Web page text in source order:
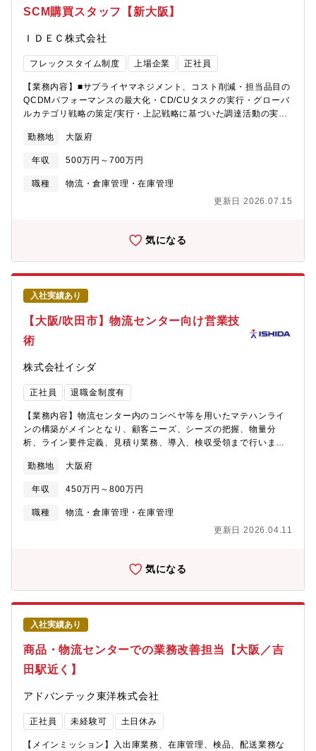
して世界から信頼されています。■非常停止用押ボタンスイッチ
は、国内シェア約70％、世界でもトップクラスのシェアを誇りま
す。■3ポジションイネーブルスイッチ（ロボット操作時の安全装
置）は、世界シェア約90％と独占的な地位を築いています。■グロ
ーバル展開を加速させており、2017年にはフランスのスイッチメ
ーカーAPEM社をグループ化。海外売上比率は60%を超え、世界
中に開発・生産・販売拠点を有しています。■M＆Aも積極的◎・
2023年にはフランスの電動アシストホイールメーカーを子会社
化・2025年には㈱東京センサを子会社化 など■独自の「セーフ
計思想を徹底しており、産業現場の「ゼロ災」に貢献していま
ー、自動ドア、医療機器など、人々の生活の安全を支える幅広い
分野でIDECの製品が採用されています。■労働力不足と高齢化を
器やAGVなどのロボットの需要は大きくなると予想されており、
採用比率：93.5%（2023年度実績。東洋経済新聞より）●有給休
暇取得状況：平均有給取得日数15.6日(取得率：84.2%)●ワークラ
イフバランス：フルフレックスタイム制度、全社月平均残業時間
7.9h程度、年間休日127日●グローバル企業：海外社員比率71％/
経営層や管理職が海外の方というケースも多く、英語力を存分に
活かせる環境です。●業績はV字回復中 ※2026年度半期決算・売
上341億円(前年同期比 ＋3.1%)・営業利益26億円(前年同期比 ＋
68.4%) 《福利厚生・環境》■カフェテリア形式の社員食堂： 本社
にはお洒落なメニューや日替わりメニュー、無料ドリンクが充実
活をサポートする制度が充実。■教育研修： 安全に関する専門資
あります。【下記ご志向性をお持ちの方にお勧めです！】■英語を
60％・海外社員比率71％■成長したい・挑戦したい⇒中途入社者
が主役になれる文化と、グローバルな仕事機会■安定している企業
で働きたい⇒特定分野での圧倒的シェアと、1945年創業の堅実な
経営基盤
SCM購買スタッフ【新大阪】
ＩＤＥＣ株式会社
フレックスタイム制度 上場企業 正社員
【業務内容】■サプライヤマネジメント、コスト削減・担当品目の
QCDMパフォーマンスの最大化・CD/CUタスクの実行・グローバ
ルカテゴリ戦略の策定/実行・上記戦略に基づいた調達活動の実
務（上記部署の課題、目標の実行）を通じ、グローバルな視点で
調達戦略を考え、実行し、会社の利益に貢献していることを実感
できます。《IDEC株式会社とは…》■1945年の創業以来、制御機
器の総合メーカーとして歩み、2005年には和泉電気株式会社から
インターフェース）」を核に、人と機械の接点を支えるグローバ
術力」に強みがあり、国内外で数多くの特許を保有。10万機種以
上の幅広い製品ラインアップを誇ります。■「安全」に対する圧倒
的な意識を持ち、国際的な安全規格（ISO/IEC）の策定にも深く関
与。「ルールを作れるメーカー」として世界から信頼されていま
す。■非常停止用押ボタンスイッチは、国内シェア約70％、世界で
もトップクラスのシェアを誇ります。■3ポジションイネーブルス
イッチ（ロボット操作時の安全装置）は、世界シェア約90％と独
占的な地位を築いています。■グローバル展開を加速させており、
2017年にはフランスのスイッチメーカーAPEM社をグループ化。
しています。■M＆Aも積極的◎・2023年にはフランスの電動アシ
ストホイールメーカーを子会社化・2025年には㈱東京センサを子
会社化 など■独自の「セーフティポテンシャル構造」など、製品
「ゼロ災」に貢献しています。■製造現場だけでなく、駅のホーム
の非常ボタンやエレベーター、自動ドア、医療機器など、人々の
生活の安全を支える幅広い分野でIDECの製品が採用されていま
す。■労働力不足と高齢化を背景に自動化と生産性向上のニーズ増
きくなると予想されており、将来性のある企業です。 《データで
東洋経済新聞より）●有給休暇取得状況：平均有給取得日数15.6日
(取得率：84.2%)●ワークライフバランス：フルフレックスタイム
も多く、英語力を存分に活かせる環境です。●業績はV字回復中
ー、無料ドリンクが充実した食堂があります。■持株会・共済会：
安全に関する専門資格「セーフティアセッサ」の取得支援など、
プロを育てる環境があります。【下記ご志向性をお持ちの方にお
勧めです！】■英語を活用できるグローバルな職場で働きたい⇒海
外売り上げ比率60％・海外社員比率71％■成長したい・挑戦した
い⇒中途入社者が主役になれる文化と、グローバルな仕事機会■安
定している企業で働きたい⇒特定分野での圧倒的シェアと、1945
年創業の堅実な経営基盤
勤務地 大阪府
年収 500万円～700万円
職種
物流・倉庫管理・在庫管理
更新日 2026.07.15
気になる
入社実績あり
【大阪/吹田市】物流センター向け営業技
術
株式会社イシダ
正社員 退職金制度有
【業務内容】物流センター内のコンベヤ等を用いたマテハンライ
ンの構築がメインとなり、顧客ニーズ、シーズの把握、物量分
析、ライン要件定義、見積り業務、導入、検収受領まで行いま
社、各種卸会社 など【取扱い商材】DPS（デジタルピッキング
システム）、DAS(デジタルアソートシステム)、ピッキングカー
ト、各種コンベヤ、ケースソーター、各種ラック、自動倉庫 な
ど【仕事のスタイル】・顧客が遠方になる事があるので、出張あ
量・包装機器業界国内シェアNo.1/世界シェアNo.2(※特に主力製
120カ国に販売し、世界シェアは約75％を占めています。)■食品
業界のインフラを支える“縁の下の力持ち”的存在同社は、軽量、包
装、検査、表示の分野で国内随一のシェアを誇る機器メーカーで
す。■経済産業省認定『グローバルニッチトップ企業100選』に弊
社が選定「自動計量包装値付機(WM-AI Super、Dtop-UNIなど)」
がグローバルニッチトップ製品として認定されました。■一人ひと
りの成長を支援する育成体制がございます。(参考
URL)https://www2.ishida.co.jp/recruit/growth/【製品例】■計量
⇒包装⇒検品⇒値付⇒仕分けまでの各種装置とそのライン全体を
市場シェアを誇っております。■スーパーマーケットの調理場等で
使用される計量装置も同社の製品が使われております。お肉をト
レイに乗せてラッピングをし、値札をつけることが可能です。
勤務地 大阪府
年収 450万円～800万円
職種
物流・倉庫管理・在庫管理
更新日 2026.04.11
気になる
入社実績あり
商品・物流センターでの業務改善担当【大阪／吉
田駅近く】
アドバンテック東洋株式会社
正社員 未経験可 土日休み
【メインミッション】入出庫業務、在庫管理、検品、配送業務な